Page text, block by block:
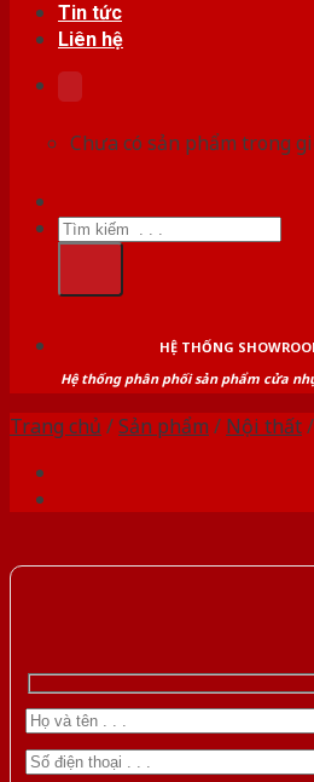
Tin tức
Liên hệ
Chưa có sản phẩm trong
Tìm
kiếm:
HỆ THỐNG
Hệ thống phân phối sản phẩm cửa
Trang chủ /Sản phẩm / Nội thất/